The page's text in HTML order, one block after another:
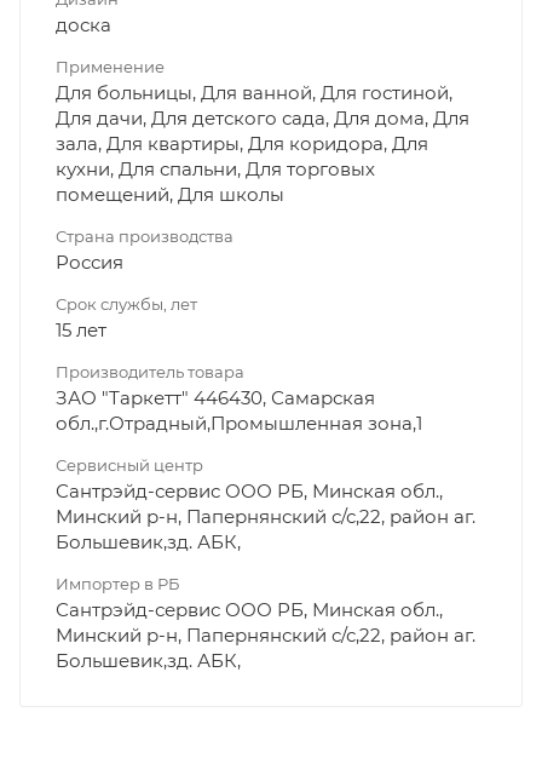
доска
Применение
Для больницы, Для ванной, Для гостиной,
Для дачи, Для детского сада, Для дома, Для
зала, Для квартиры, Для коридора, Для
кухни, Для спальни, Для торговых
помещений, Для школы
Страна производства
Россия
Срок службы, лет
15 лет
Производитель товара
ЗАО "Таркетт" 446430, Самарская
обл.,г.Отрадный,Промышленная зона,1
Сервисный центр
Сантрэйд-сервис ООО РБ, Минская обл.,
Минский р-н, Папернянский с/с,22, район аг.
Большевик,зд. АБК,
Импортер в РБ
Сантрэйд-сервис ООО РБ, Минская обл.,
Минский р-н, Папернянский с/с,22, район аг.
Большевик,зд. АБК,